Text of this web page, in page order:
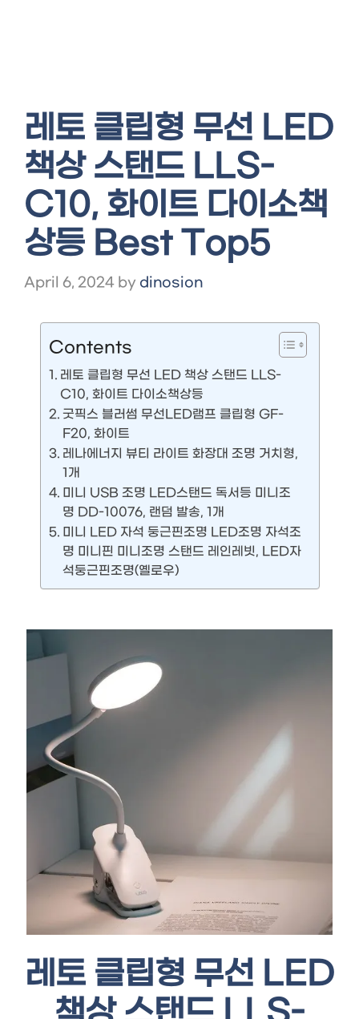
레토 클립형 무선 LED
책상 스탠드 LLS-
C10, 화이트 다이소책
상등 Best Top5
April 6, 2024 by dinosion
Contents
레토 클립형 무선 LED 책상 스탠드 LLS-
C10, 화이트 다이소책상등
굿픽스 블러썸 무선LED램프 클립형 GF-
F20, 화이트
레나에너지 뷰티 라이트 화장대 조명 거치형,
1개
미니 USB 조명 LED스탠드 독서등 미니조
명 DD-10076, 랜덤 발송, 1개
미니 LED 자석 둥근핀조명 LED조명 자석조
명 미니핀 미니조명 스탠드 레인레빗, LED자
석둥근핀조명(옐로우)
레토 클립형 무선 LED